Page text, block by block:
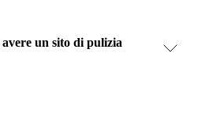
un sito di pulizia